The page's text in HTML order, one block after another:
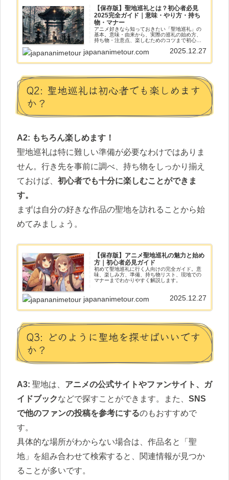
【保存版】聖地巡礼とは？初心者必見
2025完全ガイド｜意味・やり方・持ち
物・マナー
アニメ好きなら知っておきたい「聖地巡礼」の
基本。意味・由来から、実際の巡礼の始め方、
持ち物・注意点、楽しむためのコツまで初心者
japananimetour.com 2025.12.27
Q2: 聖地巡礼は初心者でも楽しめます
か？
A2: もちろん楽しめます！
聖地巡礼は特に難しい準備が必要なわけではありま
せん。行き先を事前に調べ、持ち物をしっかり揃え
ておけば、 初心者でも十分に楽しむことができま
す。
まずは自分の好きな作品の聖地を訪れることから始
めてみましょう。
【保存版】アニメ聖地巡礼の魅力と始め
方｜初心者必見ガイド
初めて聖地巡礼に行く人向けの完全ガイド。意
味、楽しみ方、準備、持ち物リスト、現地での
マナーまでわかりやすく解説します。
japananimetour.com 2025.12.27
Q3: どのように聖地を探せばいいです
か？
A3: 聖地は、 アニメの公式サイトやファンサイト、ガ
イドブックなどで探すことができます。また、 SNS
で他のファンの投稿を参考にするのもおすすめで
す。
具体的な場所がわからない場合は、作品名と「聖
地」を組み合わせて検索すると、関連情報が見つか
ることが多いです。